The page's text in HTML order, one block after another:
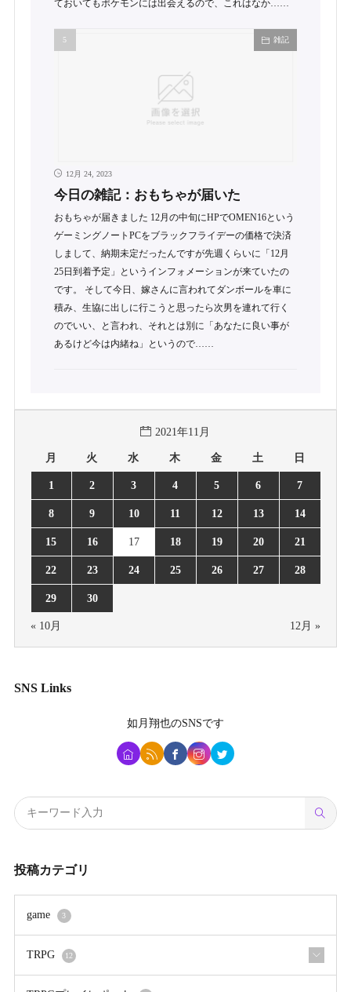
ておいてもポケモンには出会えるので、これはなか……
雑記
12月 24, 2023
今日の雑記：おもちゃが届いた
おもちゃが届きました 12月の中旬にHPでOMEN16という
ゲーミングノートPCをブラックフライデーの価格で決済
しまして、納期未定だったんですが先週くらいに「12月
25日到着予定」というインフォメーションが来ていたの
です。 そして今日、嫁さんに言われてダンボールを車に
積み、生協に出しに行こうと思ったら次男を連れて行く
のでいい、と言われ、それとは別に「あなたに良い事が
あるけど今は内緒ね」というので……
2021年11月
月 火 水 木 金 土 日
1 2 3 4 5 6 7
8 9 10 11 12 13 14
15 16 17 18 19 20 21
22 23 24 25 26 27 28
29 30
« 10月 12月 »
SNS Links
如月翔也のSNSです
投稿カテゴリ
game 3
TRPG 12